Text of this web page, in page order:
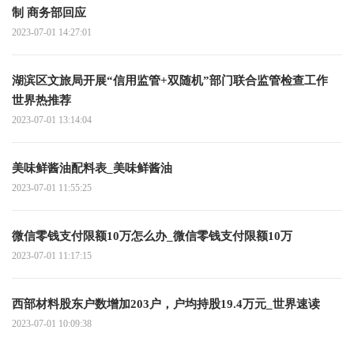
制 商务部回应
2023-07-01 14:27:01
湖滨区文旅局开展“信用监管+双随机”部门联合监管检查工作
世界热推荐
2023-07-01 13:14:04
美味鲜酱油配料表_美味鲜酱油
2023-07-01 11:55:25
微信零钱支付限额10万怎么办_微信零钱支付限额10万
2023-07-01 11:17:15
西部材料股东户数增加203户，户均持股19.4万元_世界速读
2023-07-01 10:09:38